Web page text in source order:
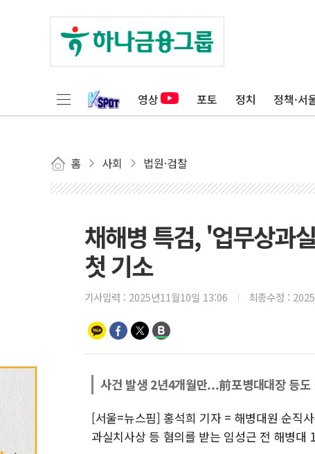
영상 포토 정치 정책·서
홈 사회 법원·검찰
채해병 특검, '업무상과
첫 기소
기사입력 : 2025년11월10일 13:06 최종수정 :
사건 발생 2년4개월만...前포병대대장 등도
[서울=뉴스핌] 홍석희 기자 = 해병대원 순직
과실치사상 등 혐의를 받는 임성근 전 해병대